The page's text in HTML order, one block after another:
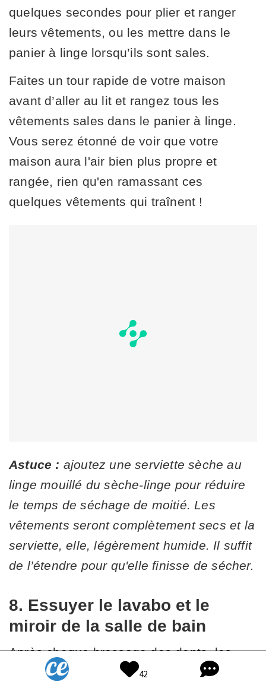
quelques secondes pour plier et ranger
leurs vêtements, ou les mettre dans le
panier à linge lorsqu’ils sont sales.
Faites un tour rapide de votre maison
avant d’aller au lit et rangez tous les
vêtements sales dans le panier à linge.
Vous serez étonné de voir que votre
maison aura l'air bien plus propre et
rangée, rien qu'en ramassant ces
quelques vêtements qui traînent !
Astuce : ajoutez une serviette sèche au
linge mouillé du sèche-linge pour réduire
le temps de séchage de moitié. Les
vêtements seront complètement secs et la
serviette, elle, légèrement humide. Il suffit
de l’étendre pour qu'elle finisse de sécher.
8. Essuyer le lavabo et le
miroir de la salle de bain
Après chaque brossage des dents, les
personnes qui ont toujours une maison
42